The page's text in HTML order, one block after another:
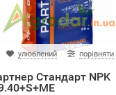
улюблений порівняти
Стандарт NPK